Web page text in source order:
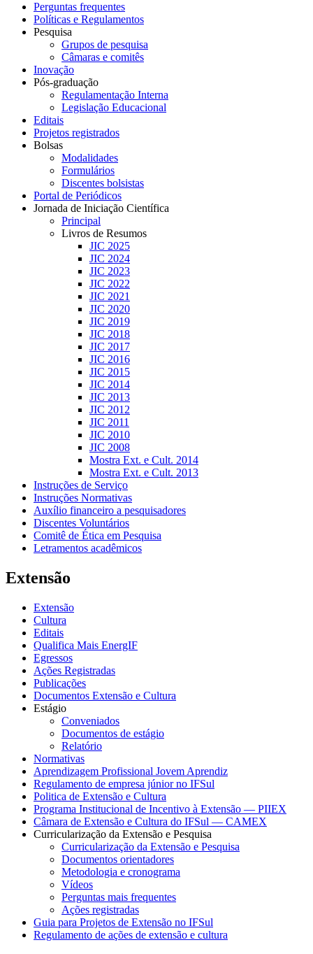
Perguntas frequentes
Políticas e Regulamentos
Pesquisa
Grupos de pesquisa
Câmaras e comitês
Inovação
Pós-graduação
Regulamentação Interna
Legislação Educacional
Editais
Projetos registrados
Bolsas
Modalidades
Formulários
Discentes bolsistas
Portal de Periódicos
Jornada de Iniciação Científica
Principal
Livros de Resumos
JIC 2025
JIC 2024
JIC 2023
JIC 2022
JIC 2021
JIC 2020
JIC 2019
JIC 2018
JIC 2017
JIC 2016
JIC 2015
JIC 2014
JIC 2013
JIC 2012
JIC 2011
JIC 2010
JIC 2008
Mostra Ext. e Cult. 2014
Mostra Ext. e Cult. 2013
Instruções de Serviço
Instruções Normativas
Auxílio financeiro a pesquisadores
Discentes Voluntários
Comitê de Ética em Pesquisa
Letramentos acadêmicos
Extensão
Extensão
Cultura
Editais
Qualifica Mais EnergIF
Egressos
Ações Registradas
Publicações
Documentos Extensão e Cultura
Estágio
Conveniados
Documentos de estágio
Relatório
Normativas
Aprendizagem Profissional Jovem Aprendiz
Regulamento de empresa júnior no IFSul
Politica de Extensão e Cultura
Programa Institucional de Incentivo à Extensão — PIIEX
Câmara de Extensão e Cultura do IFSul — CAMEX
Curricularização da Extensão e Pesquisa
Curricularização da Extensão e Pesquisa
Documentos orientadores
Metodologia e cronograma
Vídeos
Perguntas mais frequentes
Ações registradas
Guia para Projetos de Extensão no IFSul
Regulamento de ações de extensão e cultura